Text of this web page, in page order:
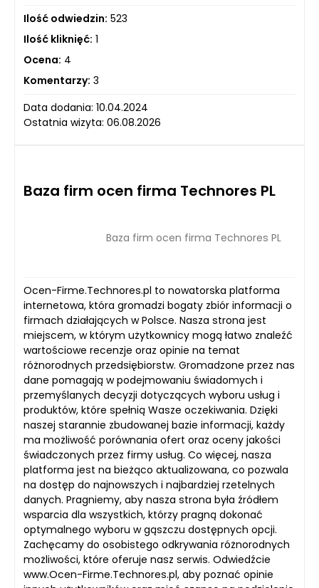
Ilość odwiedzin: 523
Ilość kliknięć: 1
Ocena: 4
Komentarzy: 3
Data dodania: 10.04.2024
Ostatnia wizyta: 06.08.2026
Baza firm ocen firma Technores PL
Baza firm ocen firma Technores PL
Ocen-Firme.Technores.pl to nowatorska platforma
internetowa, która gromadzi bogaty zbiór informacji o
firmach działających w Polsce. Nasza strona jest
miejscem, w którym użytkownicy mogą łatwo znaleźć
wartościowe recenzje oraz opinie na temat
różnorodnych przedsiębiorstw. Gromadzone przez nas
dane pomagają w podejmowaniu świadomych i
przemyślanych decyzji dotyczących wyboru usług i
produktów, które spełnią Wasze oczekiwania. Dzięki
naszej starannie zbudowanej bazie informacji, każdy
ma możliwość porównania ofert oraz oceny jakości
świadczonych przez firmy usług. Co więcej, nasza
platforma jest na bieżąco aktualizowana, co pozwala
na dostęp do najnowszych i najbardziej rzetelnych
danych. Pragniemy, aby nasza strona była źródłem
wsparcia dla wszystkich, którzy pragną dokonać
optymalnego wyboru w gąszczu dostępnych opcji.
Zachęcamy do osobistego odkrywania różnorodnych
możliwości, które oferuje nasz serwis. Odwiedźcie
www.Ocen-Firme.Technores.pl, aby poznać opinie